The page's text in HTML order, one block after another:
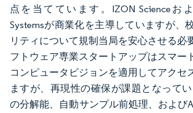
点を当てています。IZON Scienceおよ
Systemsが商業化を主導していますが、
リティについて規制当局を安心させる必
フトウェア専業スタートアップはスマー
コンピュータビジョンを適用してアクセ
ますが、再現性の確保が課題となって
の分解能、自動サンプル前処理、および